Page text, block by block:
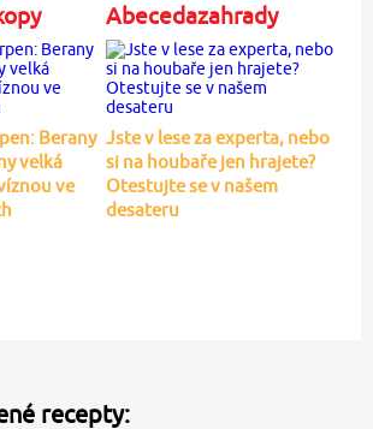
Berany
velká
ve
Abecedazahrady
Jste v lese za experta, nebo
si na houbaře jen hrajete?
Otestujte se v našem
desateru
recepty: